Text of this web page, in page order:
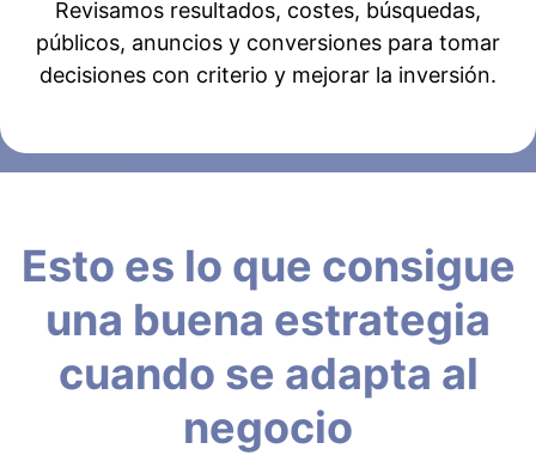
Revisamos resultados, costes, búsquedas,
públicos, anuncios y conversiones para tomar
decisiones con criterio y mejorar la inversión.
Esto es lo que consigue
una buena estrategia
cuando se adapta al
negocio